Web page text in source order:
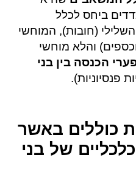
ביחס לכלל
(חובות), המוחשי
והלא מוחשי
הכנסה בין בני
פנסיוניות).
כוללים באשר
של בני